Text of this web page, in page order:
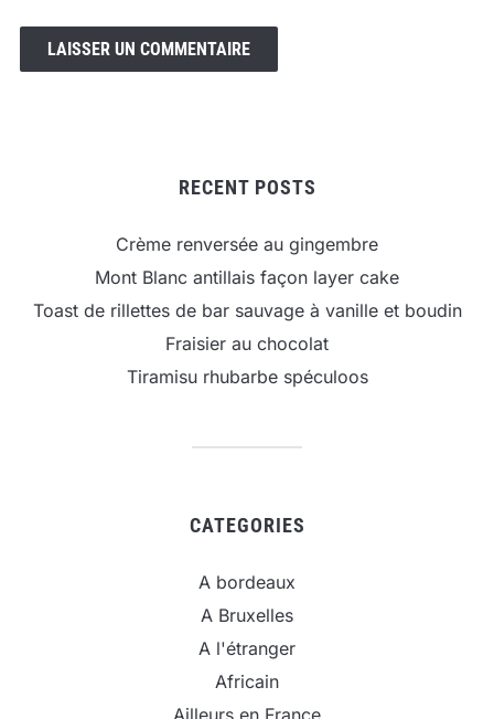
RECENT POSTS
Crème renversée au gingembre
Mont Blanc antillais façon layer cake
Toast de rillettes de bar sauvage à vanille et boudin
Fraisier au chocolat
Tiramisu rhubarbe spéculoos
CATEGORIES
A bordeaux
A Bruxelles
A l'étranger
Africain
Ailleurs en France